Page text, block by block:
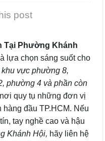
post
Tại Phường Khánh
lựa chọn sáng suốt cho
khu vực phường 8,
phường 4 và phần còn
quy tụ những đơn vị
hàng đầu TP.HCM. Nếu
tay nghề cao và hậu
Khánh Hội, hãy liên hệ